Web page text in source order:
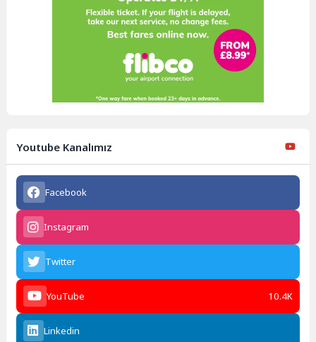
Youtube Kanalımız
Facebook
Instagram
Twitter
YouTube 10.4K
Linkedin